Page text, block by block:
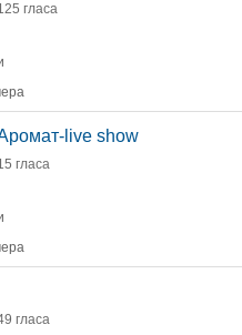
гласа
live show
гласа
гласа